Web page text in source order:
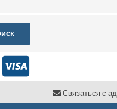
D
Связаться с ад